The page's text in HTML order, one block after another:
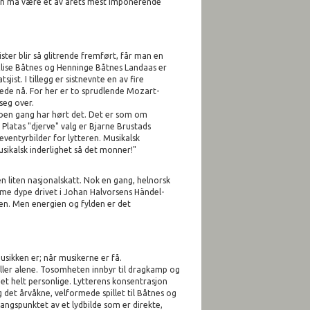
blir så glitrende fremført, får man en
Båtnes og Henninge Båtnes Landaas er
I tillegg er sistnevnte en av fire
nå. For her er to sprudlende Mozart-
over.
gang har hørt det. Det er som om
"djerve" valg er Bjarne Brustads
for lytteren. Musikalsk
inderlighet så det monner!"
liten nasjonalskatt. Nok en gang, helnorsk
dype drivet i Johan Halvorsens Händel-
Men energien og fylden er det
er; når musikerne er få.
alene. Tosomheten innbyr til dragkamp og
helt personlige. Lytterens konsentrasjon
årvåkne, velformede spillet til Båtnes og
av et lydbilde som er direkte,